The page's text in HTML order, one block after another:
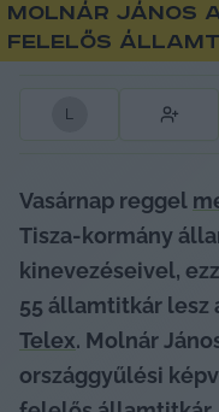
Molnár János
felelős
L
Vasárnap reggel
Tisza-kormány
kinevezéseivel,
Telex. Molnár
országgyűlési